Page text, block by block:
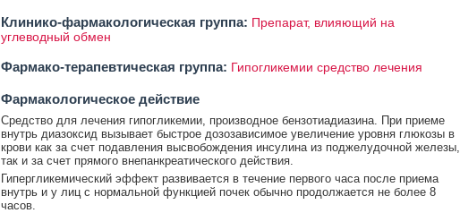
Клинико-фармакологическая группа: Препарат, влияющий на
углеводный обмен
Фармако-терапевтическая группа: Гипогликемии средство лечения
Фармакологическое действие
Средство для лечения гипогликемии, производное бензотиадиазина. При приеме
внутрь диазоксид вызывает быстрое дозозависимое увеличение уровня глюкозы в
крови как за счет подавления высвобождения инсулина из поджелудочной железы,
так и за счет прямого внепанкреатического действия.
Гипергликемический эффект развивается в течение первого часа после приема
внутрь и у лиц с нормальной функцией почек обычно продолжается не более 8
часов.